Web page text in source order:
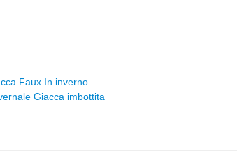
Faux In inverno
Giacca imbottita